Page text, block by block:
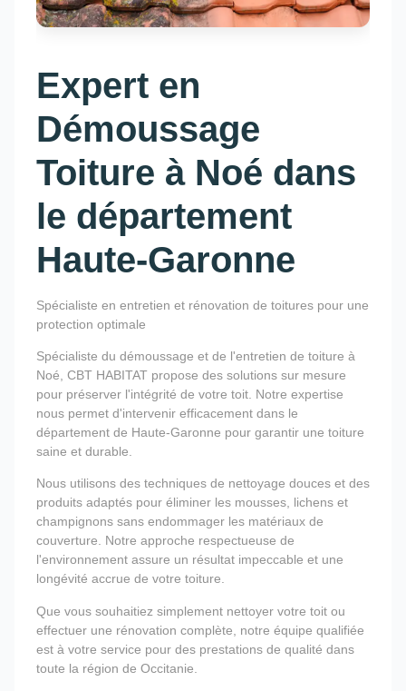
Expert en
Démoussage
Toiture à Noé dans
le département
Haute-Garonne
Spécialiste en entretien et rénovation de toitures pour une
protection optimale
Spécialiste du démoussage et de l'entretien de toiture à
Noé, CBT HABITAT propose des solutions sur mesure
pour préserver l'intégrité de votre toit. Notre expertise
nous permet d'intervenir efficacement dans le
département de Haute-Garonne pour garantir une toiture
saine et durable.
Nous utilisons des techniques de nettoyage douces et des
produits adaptés pour éliminer les mousses, lichens et
champignons sans endommager les matériaux de
couverture. Notre approche respectueuse de
l'environnement assure un résultat impeccable et une
longévité accrue de votre toiture.
Que vous souhaitiez simplement nettoyer votre toit ou
effectuer une rénovation complète, notre équipe qualifiée
est à votre service pour des prestations de qualité dans
toute la région de Occitanie.